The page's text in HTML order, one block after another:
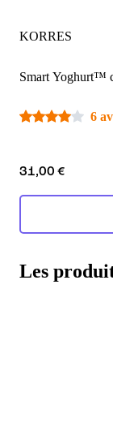
KORRES
Smart Yoghurt™
6
31,00 €
Les